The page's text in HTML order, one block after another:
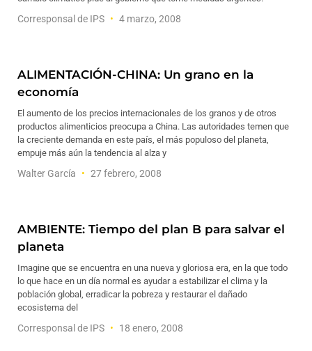
Corresponsal de IPS 4 marzo, 2008
ALIMENTACIÓN-CHINA: Un grano en la
economía
El aumento de los precios internacionales de los granos y de otros
productos alimenticios preocupa a China. Las autoridades temen que
la creciente demanda en este país, el más populoso del planeta,
empuje más aún la tendencia al alza y
Walter García 27 febrero, 2008
AMBIENTE: Tiempo del plan B para salvar el
planeta
Imagine que se encuentra en una nueva y gloriosa era, en la que todo
lo que hace en un día normal es ayudar a estabilizar el clima y la
población global, erradicar la pobreza y restaurar el dañado
ecosistema del
Corresponsal de IPS 18 enero, 2008